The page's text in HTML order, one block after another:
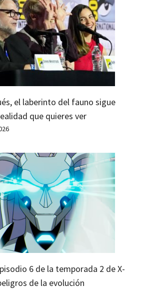
el laberinto del fauno sigue
que quieres ver
6 de la temporada 2 de X-
de la evolución